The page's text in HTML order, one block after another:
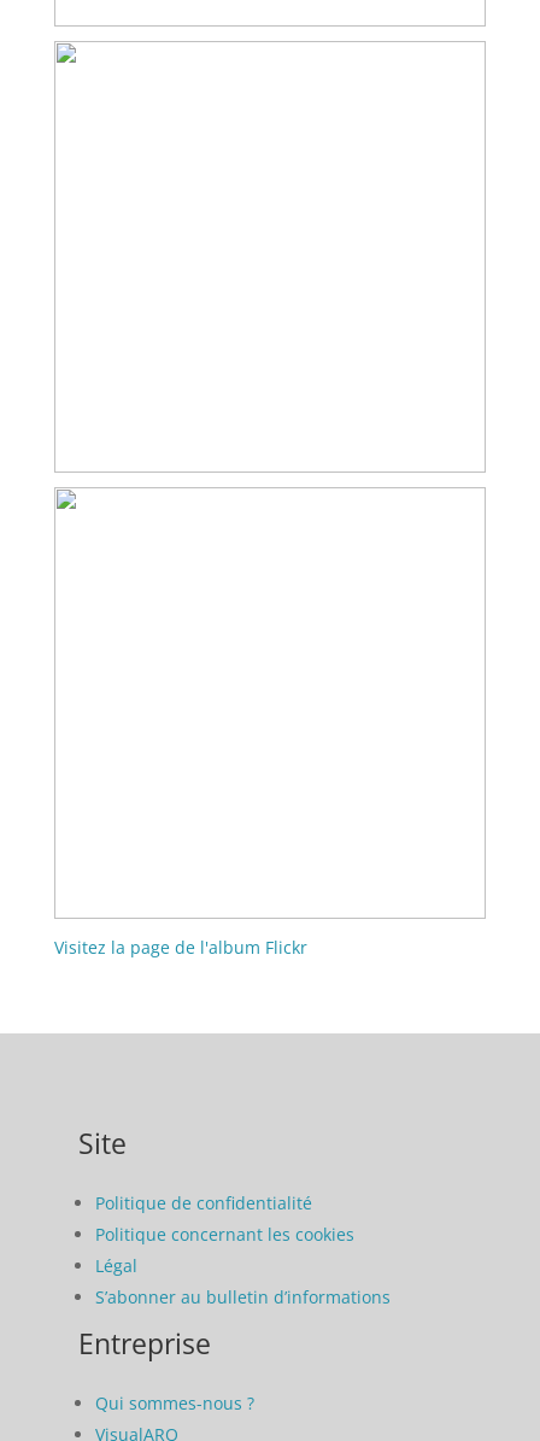
Visitez la page de l'album Flickr
Site
Politique de confidentialité
Politique concernant les cookies
Légal
S’abonner au bulletin d’informations
Entreprise
Qui sommes-nous ?
VisualARQ